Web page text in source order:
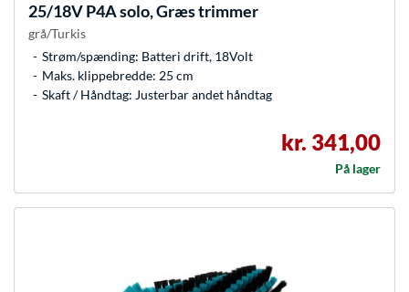
25/18V P4A solo, Græs trimmer
grå/Turkis
Strøm/spænding: Batteri drift, 18Volt
Maks. klippebredde: 25 cm
Skaft / Håndtag: Justerbar andet håndtag
kr. 341,00
På lager